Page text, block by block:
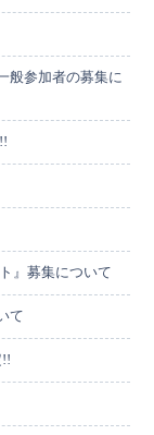
般参加者の募集に
』募集について
て
!!